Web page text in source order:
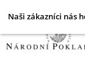
Naši zákazníci nás